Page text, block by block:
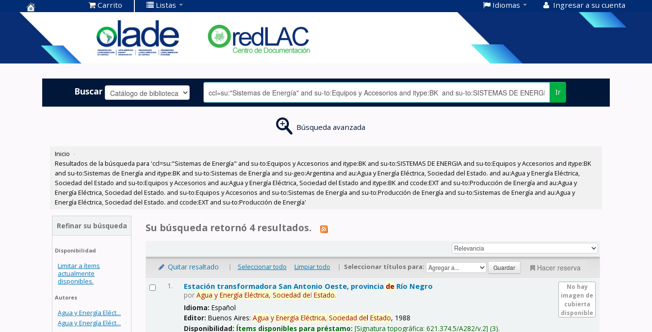
Centro de
Documentación
OLADE -
Carrito Listas Idiomas Ingresar a su cuenta
Buscar Ir
Búsqueda avanzada
Inicio ›
Resultados de la búsqueda para 'ccl=su:"Sistemas de Energía" and su-to:Equipos y Accesorios and itype:BK and su-to:SISTEMAS DE ENERGIA and su-to:Equipos y Accesorios and itype:BK
and su-to:Sistemas de Energía and itype:BK and su-to:Sistemas de Energía and su-geo:Argentina and au:Agua y Energía Eléctrica, Sociedad del Estado. and au:Agua y Energía Eléctrica,
Sociedad del Estado and su-to:Equipos y Accesorios and au:Agua y Energía Eléctrica, Sociedad del Estado and itype:BK and ccode:EXT and su-to:Producción de Energía and au:Agua y
Energía Eléctrica, Sociedad del Estado. and su-to:Equipos y Accesorios and su-to:Sistemas de Energía and su-to:Producción de Energía and su-to:Sistemas de Energía and au:Agua y
Energía Eléctrica, Sociedad del Estado. and ccode:EXT and su-to:Producción de Energía'
Refinar su búsqueda
Disponibilidad
Limitar a ítems
actualmente
disponibles.
Autores
Agua y Energía Eléct...
Agua y Energía Eléct...
Su búsqueda retornó 4 resultados.
Quitar resaltado | Seleccionar todo Limpiar todo | Seleccionar títulos para: Hacer reserva
1.
No hay
imagen de
cubierta
disponible
Estación transformadora San Antonio Oeste, provincia de Río Negro
porAgua y Energía Eléctrica, Sociedad delEstado.
Idioma:Español
Editor:Buenos Aires:Agua y Energía Eléctrica, Sociedad delEstado, 1988
Disponibilidad: Ítems disponibles para préstamo: Signatura topográfica:621.374.5/A282/v.2 (3).